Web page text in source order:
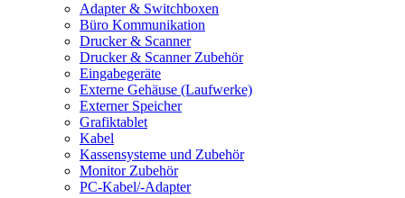
Adapter & Switchboxen
Büro Kommunikation
Drucker & Scanner
Drucker & Scanner Zubehör
Eingabegeräte
Externe Gehäuse (Laufwerke)
Externer Speicher
Grafiktablet
Kabel
Kassensysteme und Zubehör
Monitor Zubehör
PC-Kabel/-Adapter